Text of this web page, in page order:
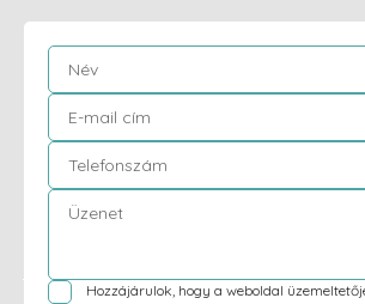
Hozzájárulok, hogy a weboldal